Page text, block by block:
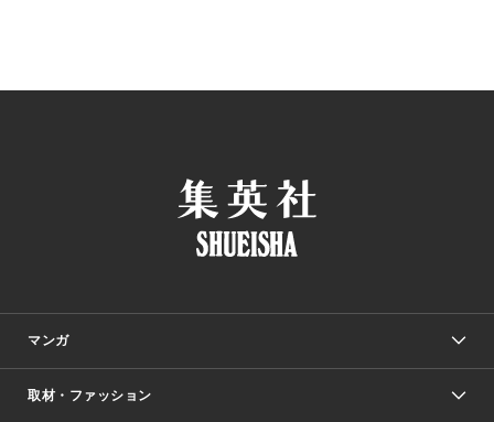
マンガ
少年マンガ
取材・ファッション